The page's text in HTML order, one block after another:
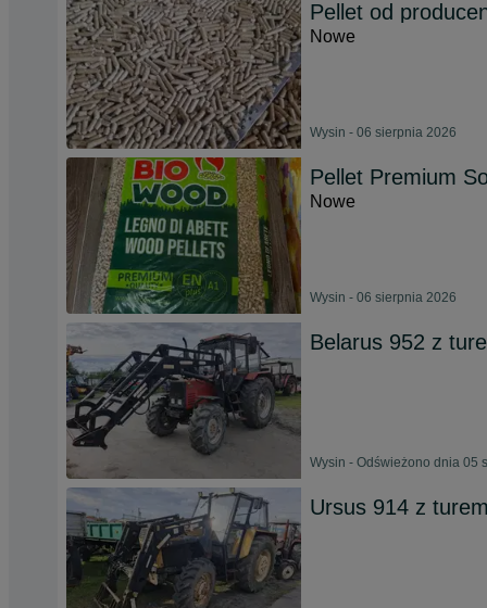
Pellet od
Nowe
Wysin - 06 sierpnia 2026
Pellet Premium
Nowe
Wysin - 06 sierpnia 2026
Belarus 952 z
Wysin - Odświeżono dnia 05
Ursus 914 z